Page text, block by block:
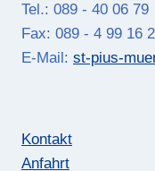
Tel.: 089 - 40 06 79
Fax: 089 - 4 99 16
E-Mail: st-pius-
Kontakt
Anfahrt